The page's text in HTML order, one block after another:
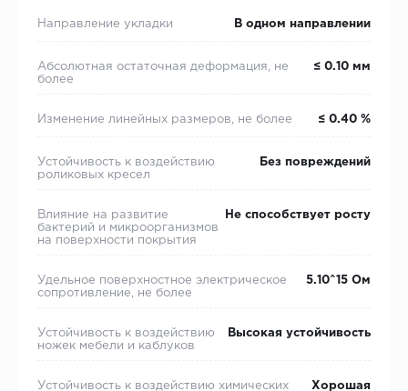
Направление укладки В одном направлении
Абсолютная остаточная деформация, не
более
≤ 0.10 мм
Изменение линейных размеров, не более ≤ 0.40 %
Устойчивость к воздействию
роликовых кресел
Без повреждений
Влияние на развитие
бактерий и микроорганизмов
на поверхности покрытия
Не способствует росту
Удельное поверхностное электрическое
cопротивление, не более
5.10^15 Ом
Устойчивость к воздействию
ножек мебели и каблуков
Высокая устойчивость
Устойчивость к воздействию химических Хорошая